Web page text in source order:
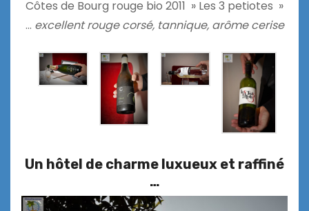
Côtes de Bourg rouge bio 2011 » Les 3 petiotes »
… excellent rouge corsé, tannique, arôme cerise
Un hôtel de charme luxueux et raffiné
…